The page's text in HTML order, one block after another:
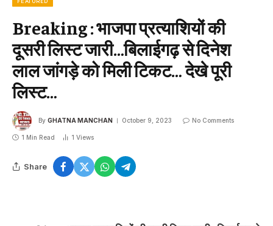
Breaking : भाजपा प्रत्याशियों की
दूसरी लिस्ट जारी…बिलाईगढ़ से दिनेश
लाल जांगड़े को मिली टिकट… देखे पूरी
लिस्ट…
By GHATNA MANCHAN October 9, 2023 No Comments
1 Min Read 1 Views
Share